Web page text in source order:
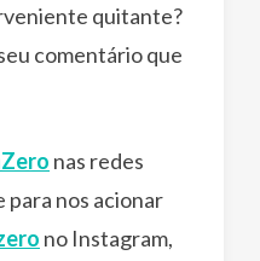
quitante?
comentário que
nas redes
para nos acionar
no Instagram,